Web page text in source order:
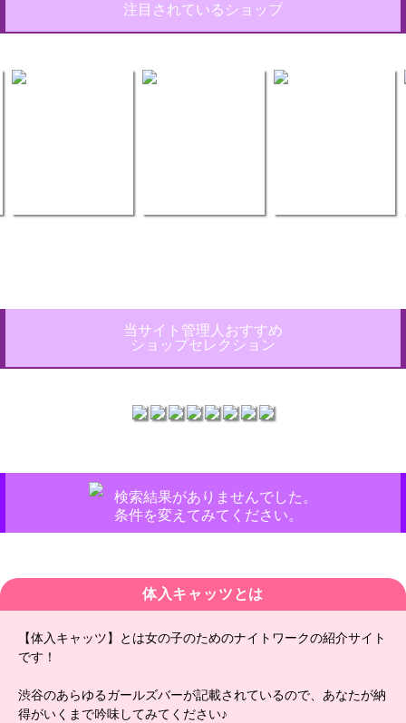
注目されているショップ
当サイト管理人おすすめ
ショップセレクション
検索結果がありませんでした。
条件を変えてみてください。
体入キャッツとは
【体入キャッツ】とは女の子のためのナイトワークの紹介サイト
です！
渋谷のあらゆるガールズバーが記載されているので、あなたが納
得がいくまで吟味してみてください♪